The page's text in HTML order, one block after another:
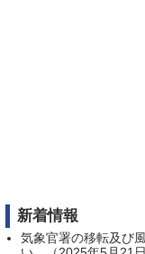
新着情報
気象官署の移転及び